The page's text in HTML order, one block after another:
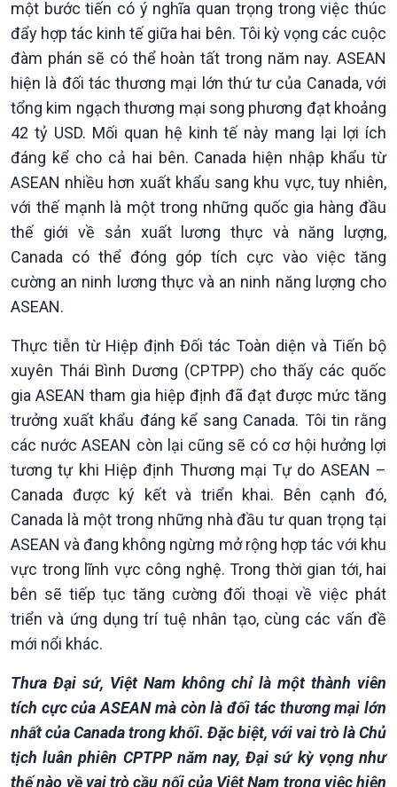
Tin Đời sống & Xã hội
360 độ Sức khỏe
Chuyển đổi Xanh
Tài nguyên và Môi trường
Chuyên gia của bạn
Xã hội chuyển động
Bước chân đến trường
Khoa học & Công nghệ
Tin Khoa học & Công nghệ
Kết nối công nghệ
Sống chung với biến đổi
khí hậu
một bước tiến có ý nghĩa quan trọng trong việc thúc
đẩy hợp tác kinh tế giữa hai bên. Tôi kỳ vọng các cuộc
đàm phán sẽ có thể hoàn tất trong năm nay. ASEAN
hiện là đối tác thương mại lớn thứ tư của Canada, với
tổng kim ngạch thương mại song phương đạt khoảng
42 tỷ USD. Mối quan hệ kinh tế này mang lại lợi ích
đáng kể cho cả hai bên. Canada hiện nhập khẩu từ
ASEAN nhiều hơn xuất khẩu sang khu vực, tuy nhiên,
với thế mạnh là một trong những quốc gia hàng đầu
thế giới về sản xuất lương thực và năng lượng,
Canada có thể đóng góp tích cực vào việc tăng
cường an ninh lương thực và an ninh năng lượng cho
ASEAN.
Thực tiễn từ Hiệp định Đối tác Toàn diện và Tiến bộ
xuyên Thái Bình Dương (CPTPP) cho thấy các quốc
gia ASEAN tham gia hiệp định đã đạt được mức tăng
trưởng xuất khẩu đáng kể sang Canada. Tôi tin rằng
các nước ASEAN còn lại cũng sẽ có cơ hội hưởng lợi
tương tự khi Hiệp định Thương mại Tự do ASEAN –
Canada được ký kết và triển khai. Bên cạnh đó,
Canada là một trong những nhà đầu tư quan trọng tại
ASEAN và đang không ngừng mở rộng hợp tác với khu
vực trong lĩnh vực công nghệ. Trong thời gian tới, hai
bên sẽ tiếp tục tăng cường đối thoại về việc phát
triển và ứng dụng trí tuệ nhân tạo, cùng các vấn đề
mới nổi khác.
Thưa Đại sứ, Việt Nam không chỉ là một thành viên
tích cực của ASEAN mà còn là đối tác thương mại lớn
nhất của Canada trong khối. Đặc biệt, với vai trò là Chủ
tịch luân phiên CPTPP năm nay, Đại sứ kỳ vọng như
thế nào về vai trò cầu nối của Việt Nam trong việc hiện